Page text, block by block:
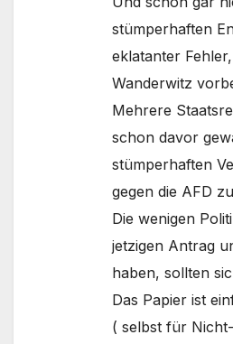
stümperhaften
eklatanter
Wanderwitz
Mehrere
schon davor
stümperhaften
gegen die AFD
Die wenigen
jetzigen Antrag
haben, sollten
Das Papier ist
( selbst für